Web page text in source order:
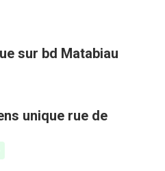
sur bd Matabiau
unique rue de